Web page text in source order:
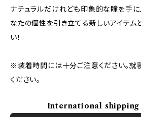
ナチュラルだけれども印象的な瞳を手
なたの個性を引き立てる新しいアイテム
い！
※装着時間には十分ご注意ください。就
ください。
International